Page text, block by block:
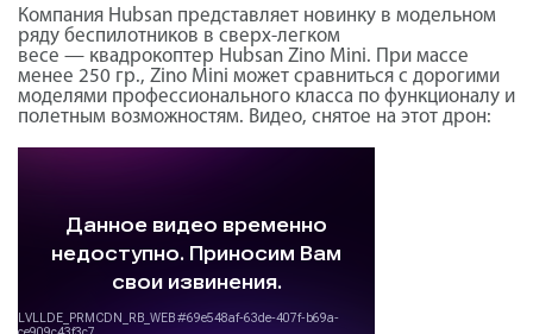
Компания Hubsan представляет новинку в модельном
ряду беспилотников в сверх-легком
весе — квадрокоптер Hubsan Zino Mini. При массе
менее 250 гр., Zino Mini может сравниться с дорогими
моделями профессионального класса по функционалу и
полетным возможностям. Видео, снятое на этот дрон: